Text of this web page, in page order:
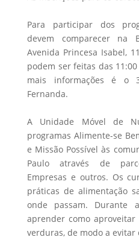
Para participar dos
devem comparecer na
Avenida Princesa Isabel,
podem ser feitas das
mais informações é o
Fernanda.
A Unidade Móvel de
programas Alimente-se
e Missão Possível às
Paulo através de
Empresas e outros. Os
práticas de alimentação
onde passam. Durante
aprender como
verduras, de modo a